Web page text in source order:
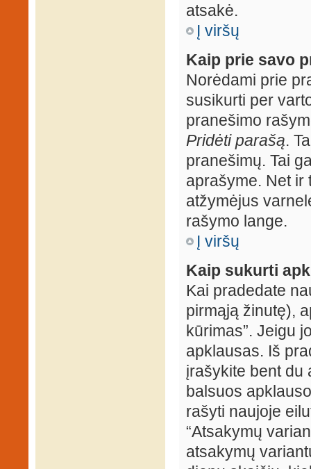
atsakė.
Į viršų
Kaip prie savo
Norėdami prie
susikurti per
pranešimo
Pridėti parašą.
pranešimų. Tai
aprašyme. Net ir
atžymėjus
rašymo lange.
Į viršų
Kaip sukurti
Kai pradedate
pirmąją žinutę),
kūrimas”. Jeigu
apklausas. Iš
įrašykite bent du
balsuos
rašyti naujoje
“Atsakymų
atsakymų